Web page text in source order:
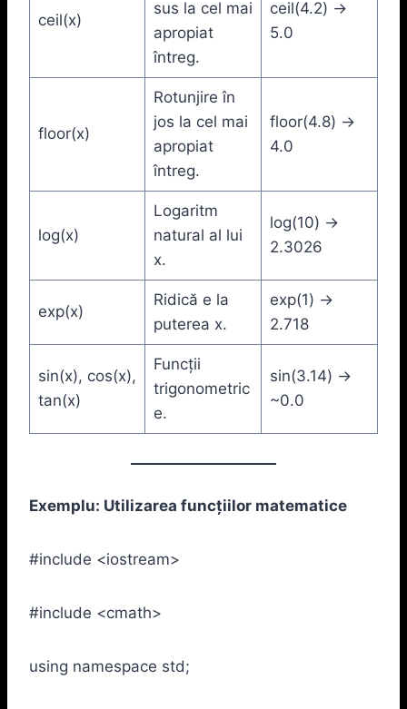
ceil(x)
sus la cel mai
apropiat
întreg.
ceil(4.2) ->
5.0
floor(x)
Rotunjire în
jos la cel mai
apropiat
întreg.
floor(4.8) ->
4.0
log(x)
Logaritm
natural al lui
x.
log(10) ->
2.3026
exp(x)
Ridică e la
puterea x.
exp(1) ->
2.718
sin(x), cos(x),
tan(x)
Funcții
trigonometric
e.
sin(3.14) ->
~0.0
Exemplu: Utilizarea funcțiilor matematice
#include <iostream>
#include <cmath>
using namespace std;